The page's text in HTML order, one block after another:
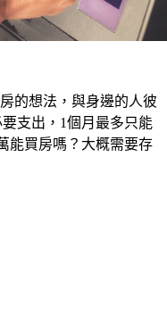
的想法，與身邊的人彼
支出，1個月最多只能
能買房嗎？大概需要存